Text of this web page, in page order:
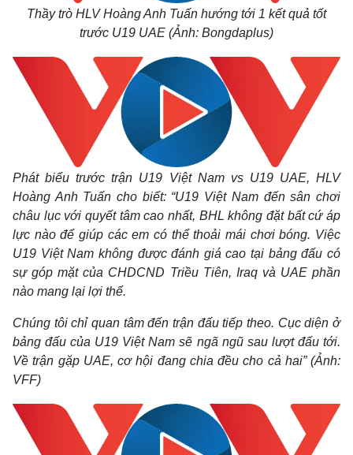
Thế giới
Quan sát
Cuộc sống đó đây
Multimedia
Video
Ảnh
E-Magazine
Infographic
Thầy trò HLV Hoàng Anh Tuấn hướng tới 1 kết quả tốt
trước U19 UAE (Ảnh: Bongdaplus)
Phát biểu trước trận U19 Việt Nam vs U19 UAE, HLV
Hoàng Anh Tuấn cho biết: “U19 Việt Nam đến sân chơi
châu lục với quyết tâm cao nhất, BHL không đặt bất cứ áp
lực nào để giúp các em có thể thoải mái chơi bóng. Việc
U19 Việt Nam không được đánh giá cao tại bảng đấu có
sự góp mặt của CHDCND Triều Tiên, Iraq và UAE phần
nào mang lại lợi thế.
Chúng tôi chỉ quan tâm đến trận đấu tiếp theo. Cục diện ở
bảng đấu của U19 Việt Nam sẽ ngã ngũ sau lượt đấu tới.
Về trận gặp UAE, cơ hội đang chia đều cho cả hai” (Ảnh:
VFF)